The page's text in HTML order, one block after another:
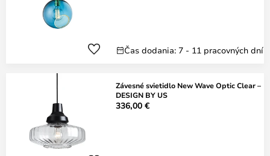
Čas dodania: 7 - 11 pracovných dní
Závesné svietidlo New Wave Optic Clear –
DESIGN BY US
336,00 €